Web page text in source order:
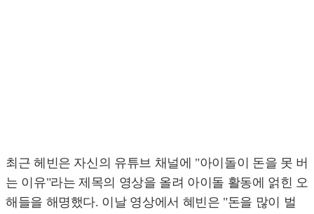
최근 헤빈은 자신의 유튜브 채널에 "아이돌이 돈을 못 버
는 이유"라는 제목의 영상을 올려 아이돌 활동에 얽힌 오
해들을 해명했다. 이날 영상에서 혜빈은 "돈을 많이 벌